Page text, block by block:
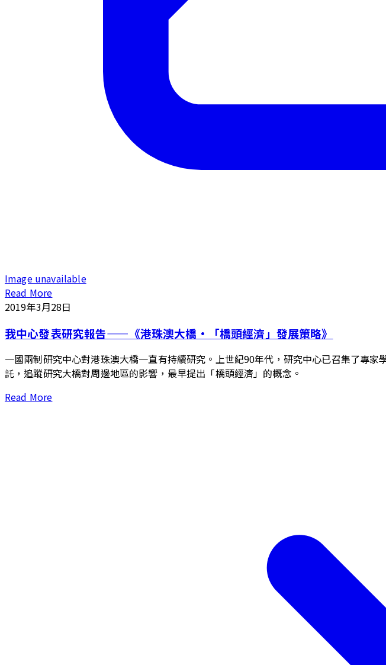
Image unavailable
Read More
2019年3月28日
我中心發表研究報告——《港珠澳大橋·「橋頭經濟」發展策略》
一國兩制研究中心對港珠澳大橋一直有持續研究。上世紀90年代，研究中心已召集了專
託，追蹤研究大橋對周邊地區的影響，最早提出「橋頭經濟」的概念。
Read More